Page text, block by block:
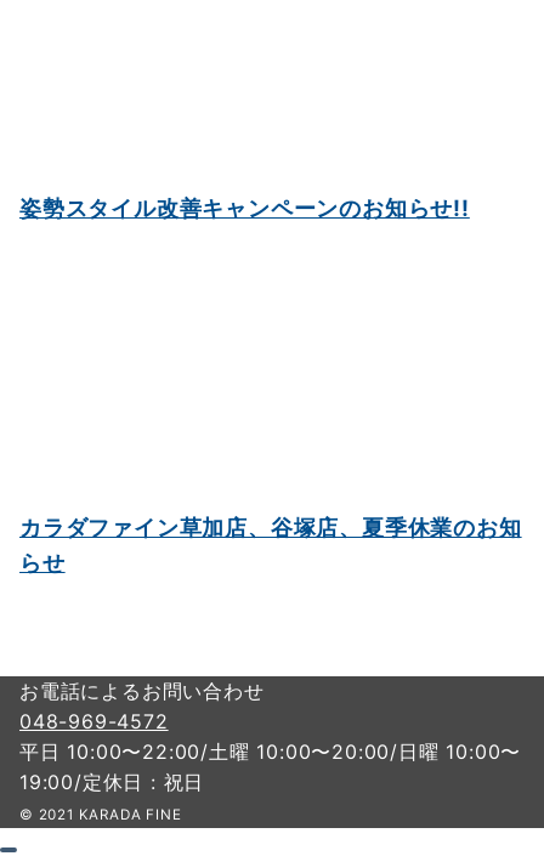
姿勢スタイル改善キャンペーンのお知らせ!!
カラダファイン草加店、谷塚店、夏季休業のお知
らせ
お電話によるお問い合わせ
048-969-4572
平日 10:00〜22:00/土曜 10:00〜20:00/日曜 10:00〜
19:00/定休日 : 祝日
© 2021 KARADA FINE